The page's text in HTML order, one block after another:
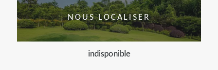
NOUS LOCALISER
indisponible